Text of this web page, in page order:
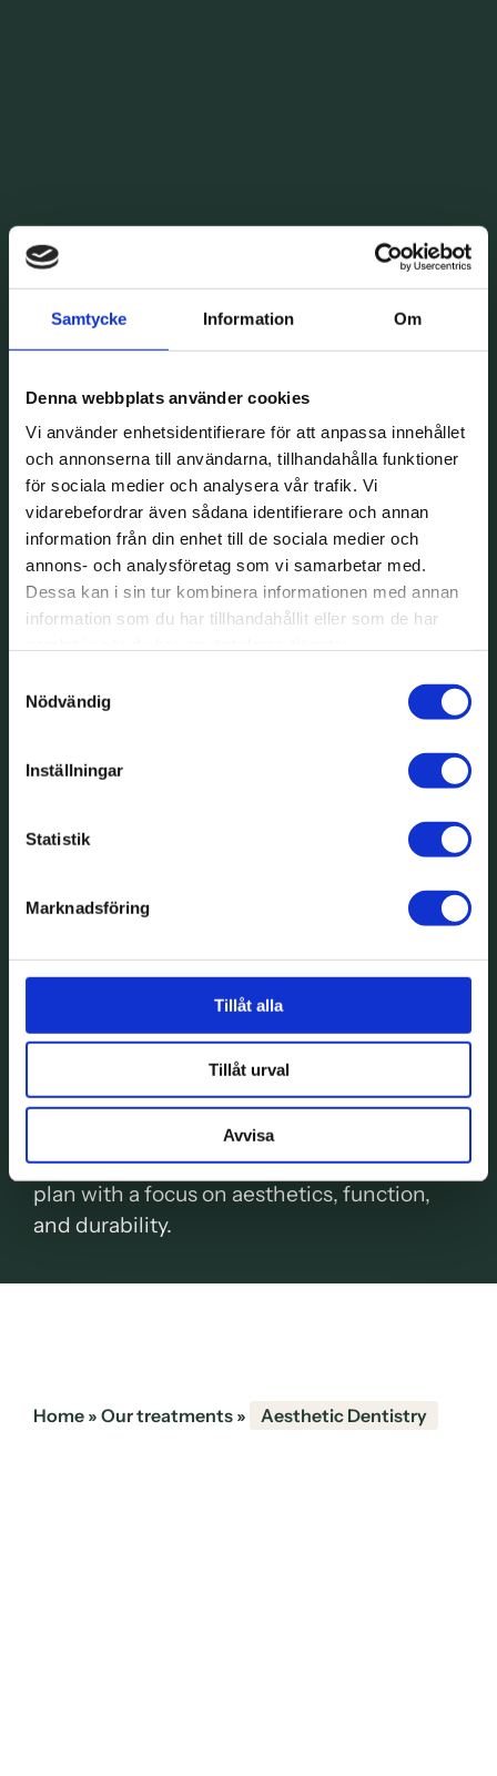
Samtycke Information Om
Denna webbplats använder cookies
Vi använder enhetsidentifierare för att anpassa innehållet
och annonserna till användarna, tillhandahålla funktioner
för sociala medier och analysera vår trafik. Vi
vidarebefordrar även sådana identifierare och annan
information från din enhet till de sociala medier och
annons- och analysföretag som vi samarbetar med.
Dessa kan i sin tur kombinera informationen med annan
information som du har tillhandahållit eller som de har
Nödvändig
Inställningar
Statistik
Marknadsföring
Tillåt alla
Tillåt urval
Avvisa
Aesthetic Dentistry
Together, we create an individual treatment
plan with a focus on aesthetics, function,
and durability.
Home» Our treatments» Aesthetic Dentistry